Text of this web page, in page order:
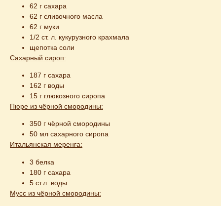
62 г сахара
62 г сливочного масла
62 г муки
1/2 ст. л. кукурузного крахмала
щепотка соли
Сахарный сироп:
187 г сахара
162 г воды
15 г глюкозного сиропа
Пюре из чёрной смородины:
350 г чёрной смородины
50 мл сахарного сиропа
Итальянская меренга:
3 белка
180 г сахара
5 ст.л. воды
Мусс из чёрной смородины: